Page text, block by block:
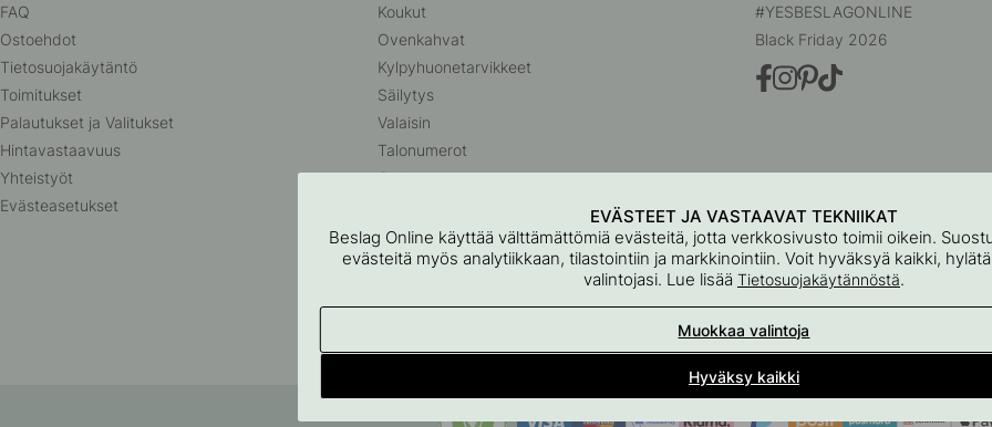
FAQ
Ostoehdot
Tietosuojakäytäntö
Toimitukset
Palautukset ja Valitukset
Hintavastaavuus
Yhteistyöt
Evästeasetukset
Koukut
Ovenkahvat
Kylpyhuonetarvikkeet
Säilytys
Valaisin
Talonumerot
Outlet
#YESBESLAGONLINE
Black Friday 2026
Beslag Online, Inre Kustvägen 32, 269 43 Båstad, Ruotsi
© 2015 - 2026 Tekijänoikeus BeslagOnline i Båstad AB
EVÄSTEET JA VASTAAVAT TEKNIIKAT
Beslag Online käyttää välttämättömiä evästeitä, jotta verkkosivusto toimii oikein.
evästeitä myös analytiikkaan, tilastointiin ja markkinointiin. Voit hyväksyä kaikki,
valintojasi. Lue lisää Tietosuojakäytännöstä.
Muokkaa valintoja
Hyväksy kaikki